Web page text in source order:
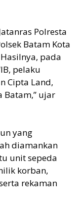
Polresta
Batam Kota
pada
pelaku
Cipta Land,
Batam,” ujar
yang
diamankan
unit sepeda
korban,
rekaman